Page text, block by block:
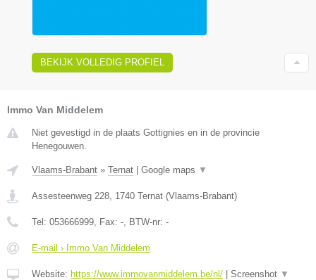
BEKIJK VOLLEDIG PROFIEL
Immo Van Middelem
Niet gevestigd in de plaats Gottignies en in de provincie
Henegouwen.
Vlaams-Brabant » Ternat Google maps ▼
Assesteenweg 228 1740 Ternat (Vlaams-Brabant)
Tel: 053666999 , Fax: - , BTW-nr: -
E-mail › Immo Van Middelem
Website: https://www.immovanmiddelem.be/nl/ Screenshot ▼